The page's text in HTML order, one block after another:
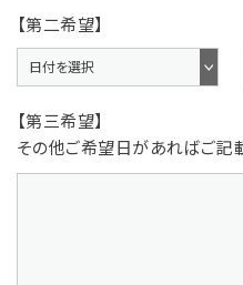
【第二希望】
【第三希望】
その他ご希望日があればご記載